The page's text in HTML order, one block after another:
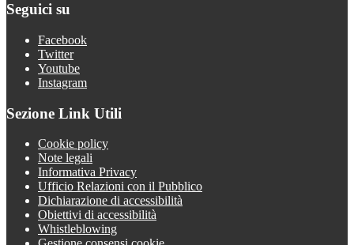
Seguici su
Facebook
Twitter
Youtube
Instagram
Sezione Link Utili
Cookie policy
Note legali
Informativa Privacy
Ufficio Relazioni con il Pubblico
Dichiarazione di accessibilità
Obiettivi di accessibilità
Whistleblowing